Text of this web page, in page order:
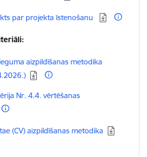
par projekta īstenošanu
aizpildīšanas metodika
Nr. 4.4. vērtēšanas
(CV) aizpildīšanas metodika